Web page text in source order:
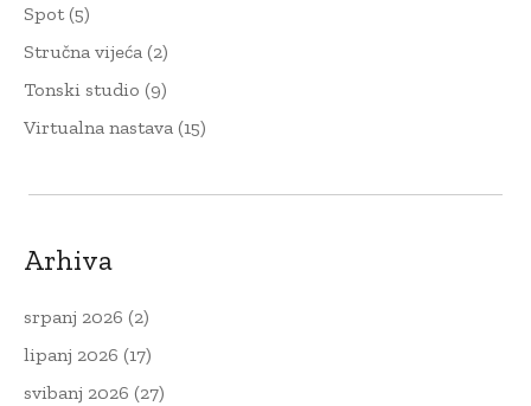
Spot(5)
Stručna vijeća (2)
Tonski studio (9)
Virtualna nastava (15)
Arhiva
srpanj 2026 (2)
lipanj 2026 (17)
svibanj 2026 (27)